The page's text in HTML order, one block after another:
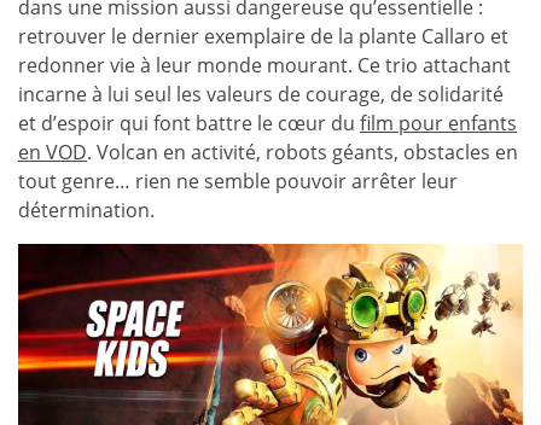
dans une mission aussi dangereuse qu’essentielle :
retrouver le dernier exemplaire de la plante Callaro et
redonner vie à leur monde mourant. Ce trio attachant
incarne à lui seul les valeurs de courage, de solidarité
et d’espoir qui font battre le cœur du film pour enfants
en VOD. Volcan en activité, robots géants, obstacles en
tout genre… rien ne semble pouvoir arrêter leur
détermination.